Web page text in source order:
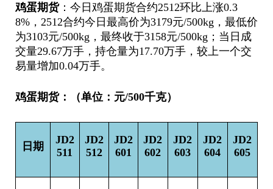
鸡蛋期货：今日鸡蛋期货合约2512环比上涨0.3
8%，2512合约今日最高价为3179元/500kg，最低价
为3103元/500kg，最终收于3158元/500kg；当日成
交量29.67万手，持仓量为17.70万手，较上一个交
易量增加0.04万手。
鸡蛋期货：（单位：元/500千克）
日期
JD2
511
JD2
512
JD2
601
JD2
602
JD2
603
JD2
604
JD2
605